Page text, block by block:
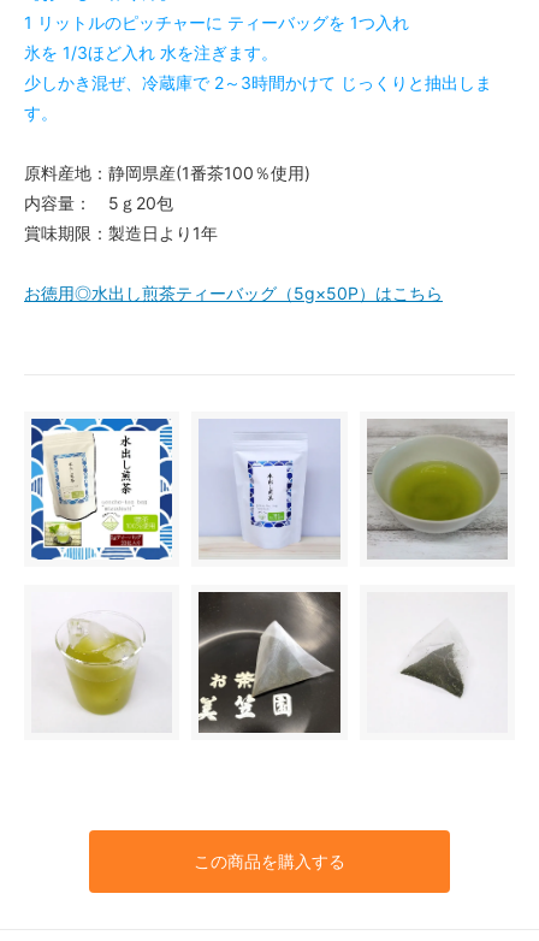
1 リットルのピッチャーに ティーバッグを 1つ入れ
氷を 1/3ほど入れ 水を注ぎます。
少しかき混ぜ、冷蔵庫で 2～3時間かけて じっくりと抽出しま
す。
原料産地：静岡県産(1番茶100％使用)
内容量： 5ｇ20包
賞味期限：製造日より1年
お徳用◎水出し煎茶ティーバッグ（5g×50P）はこちら
この商品を購入する